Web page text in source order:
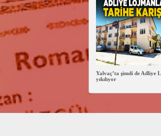
Yalvaç’ta şimdi de Adliye
yıkılıyor